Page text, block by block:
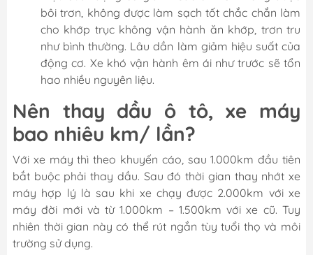
bôi trơn, không được làm sạch tốt chắc chắn làm
cho khớp trục không vận hành ăn khớp, trơn tru
như bình thường. Lâu dần làm giảm hiệu suất của
động cơ. Xe khó vận hành êm ái như trước sẽ tổn
hao nhiều nguyên liệu.
Nên thay dầu ô tô, xe máy
bao nhiêu km/ lần?
Với xe máy thì theo khuyến cáo, sau 1.000km đầu tiên
bắt buộc phải thay dầu. Sau đó thời gian thay nhớt xe
máy hợp lý là sau khi xe chạy được 2.000km với xe
máy đời mới và từ 1.000km – 1.500km với xe cũ. Tuy
nhiên thời gian này có thể rút ngắn tùy tuổi thọ và môi
trường sử dụng.